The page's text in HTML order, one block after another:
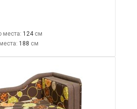
места: 124
188